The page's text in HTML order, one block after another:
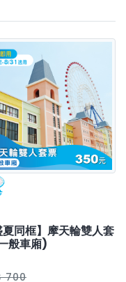
夏同框】摩天輪雙人套
般車廂)
700